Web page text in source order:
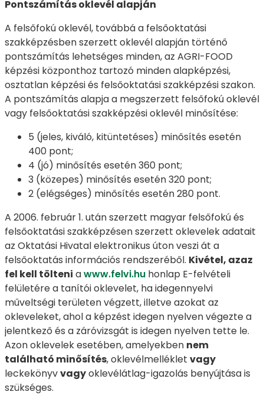
Pontszámítás oklevél alapján
A felsőfokú oklevél, továbbá a felsőoktatási
szakképzésben szerzett oklevél alapján történő
pontszámítás lehetséges minden, az AGRI-FOOD
képzési központhoz tartozó minden alapképzési,
osztatlan képzési és felsőoktatási szakképzési szakon.
A pontszámítás alapja a megszerzett felsőfokú oklevél
vagy felsőoktatási szakképzési oklevél minősítése:
5 (jeles, kiváló, kitüntetéses) minősítés esetén
400 pont;
4 (jó) minősítés esetén 360 pont;
3 (közepes) minősítés esetén 320 pont;
2 (elégséges) minősítés esetén 280 pont.
A 2006. február 1. után szerzett magyar felsőfokú és
felsőoktatási szakképzésen szerzett oklevelek adatait
az Oktatási Hivatal elektronikus úton veszi át a
felsőoktatás információs rendszeréből. Kivétel, azaz
fel kell tölteni awww.felvi.hu honlap E-felvételi
felületére a tanítói oklevelet, ha idegennyelvi
műveltségi területen végzett, illetve azokat az
okleveleket, ahol a képzést idegen nyelven végezte a
jelentkező és a záróvizsgát is idegen nyelven tette le.
Azon oklevelek esetében, amelyekben nem
található minősítés, oklevélmelléklet vagy
leckekönyvvagyoklevélátlag-igazolás benyújtása is
szükséges.